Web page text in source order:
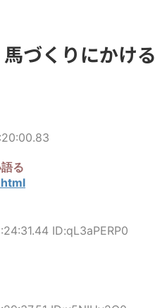
づくりにかける
る
ID:qL3aPERP0